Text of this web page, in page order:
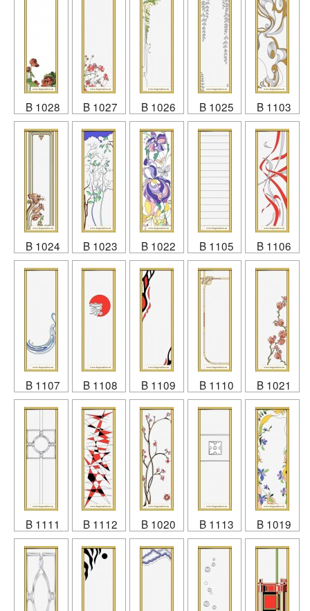
B 1028 B 1027 B 1026 B 1025 B 1103
B 1024 B 1023 B 1022 B 1105 B 1106
B 1107 B 1108 B 1109 B 1110 B 1021
B 1111 B 1112 B 1020 B 1113 B 1019